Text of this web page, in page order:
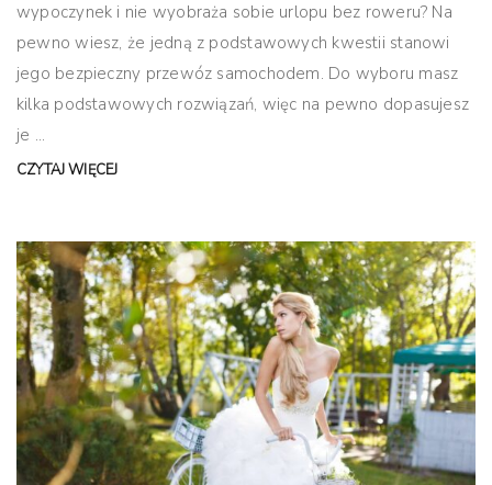
wypoczynek i nie wyobraża sobie urlopu bez roweru? Na
pewno wiesz, że jedną z podstawowych kwestii stanowi
jego bezpieczny przewóz samochodem. Do wyboru masz
kilka podstawowych rozwiązań, więc na pewno dopasujesz
je ...
CZYTAJ WIĘCEJ